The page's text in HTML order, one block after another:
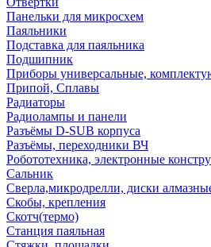
Панельки для микросхем
Паяльники
Подставка для паяльника
Подшипник
Приборы универсальные,
Припой, Сплавы
Радиаторы
Радиолампы и панели
Разъёмы D-SUB корпуса
Разъёмы, переходники ВЧ
Робототехника, электронные
Сальник
Сверла,микродрелли, диски
Скобы, крепления
Скотч(термо)
Станция паяльная